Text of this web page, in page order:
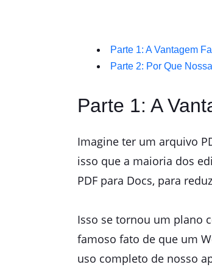
Parte 1: A Vantagem
Parte 2: Por Que
Parte 1: A
Imagine ter um arquivo
isso que a maioria dos
PDF para Docs, para
Isso se tornou um plano
famoso fato de que um
uso completo de nosso